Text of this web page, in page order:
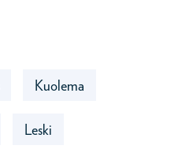
Kuolema
Leski